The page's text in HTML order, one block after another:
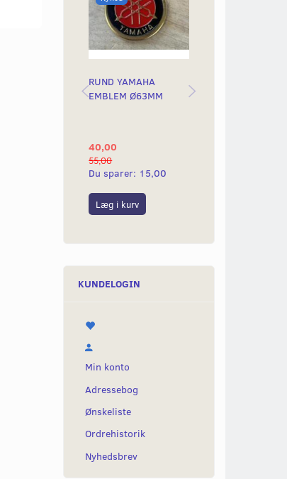
RUND YAMAHA
EMBLEM Ø63MM
40,00
55,00
Du sparer: 15,00
Læg i kurv
KUNDELOGIN
Min konto
Adressebog
Ønskeliste
Ordrehistorik
Nyhedsbrev